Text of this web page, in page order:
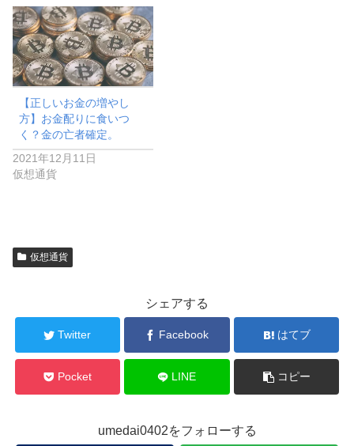
【正しいお金の増やし
方】お金配りに食いつ
く？金の亡者確定。
2021年12月11日
仮想通貨
仮想通貨
シェアする
Twitter Facebook はてブ
Pocket LINE コピー
umedai0402をフォローする